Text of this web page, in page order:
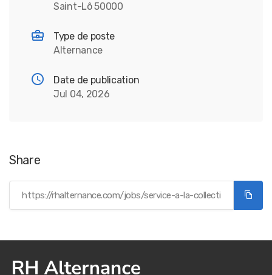
Saint-Lô 50000
Type de poste
Alternance
Date de publication
Jul 04, 2026
Share